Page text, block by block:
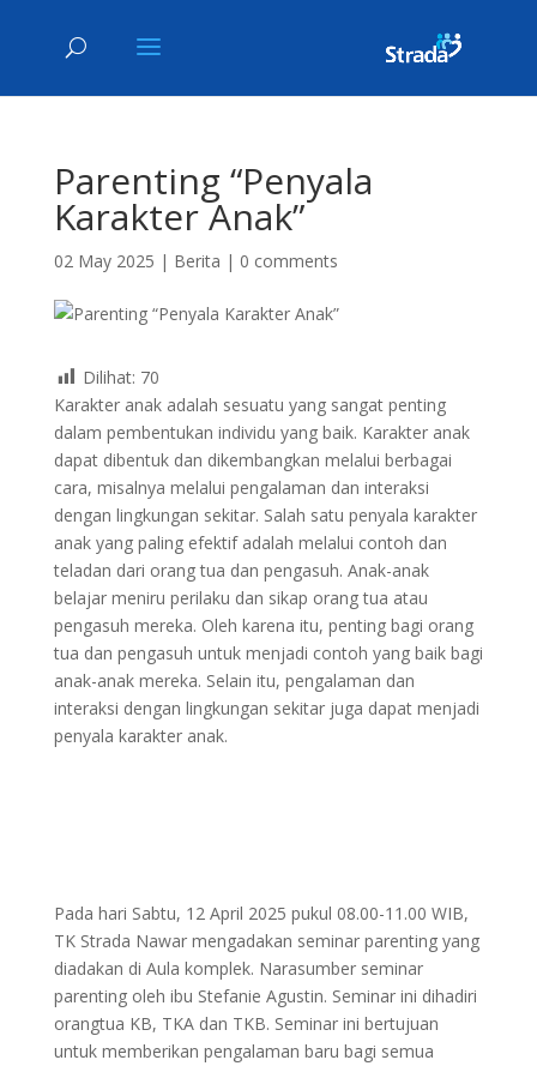
Parenting “Penyala
Karakter Anak”
02 May 2025 | Berita | 0 comments
Dilihat: 70
Karakter anak adalah sesuatu yang sangat penting
dalam pembentukan individu yang baik. Karakter anak
dapat dibentuk dan dikembangkan melalui berbagai
cara, misalnya melalui pengalaman dan interaksi
dengan lingkungan sekitar. Salah satu penyala karakter
anak yang paling efektif adalah melalui contoh dan
teladan dari orang tua dan pengasuh. Anak-anak
belajar meniru perilaku dan sikap orang tua atau
pengasuh mereka. Oleh karena itu, penting bagi orang
tua dan pengasuh untuk menjadi contoh yang baik bagi
anak-anak mereka. Selain itu, pengalaman dan
interaksi dengan lingkungan sekitar juga dapat menjadi
penyala karakter anak.
Pada hari Sabtu, 12 April 2025 pukul 08.00-11.00 WIB,
TK Strada Nawar mengadakan seminar parenting yang
diadakan di Aula komplek. Narasumber seminar
parenting oleh ibu Stefanie Agustin. Seminar ini dihadiri
orangtua KB, TKA dan TKB. Seminar ini bertujuan
untuk memberikan pengalaman baru bagi semua